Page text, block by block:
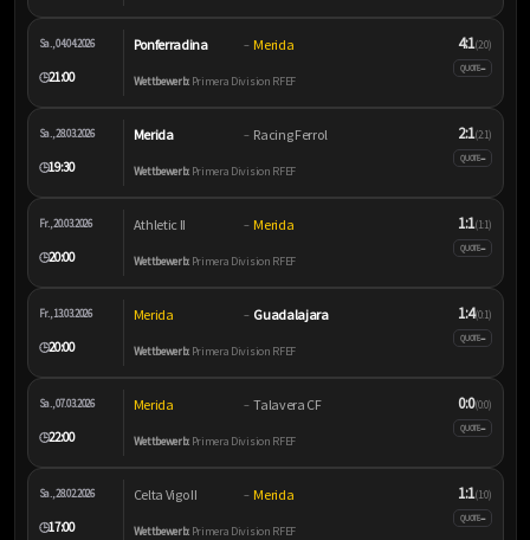
Sa., 04.04.2026
🕒21:00
Ponferradina – Merida
Wettbewerb:Primera Division RFEF
4:1(2:0)
QUOTE–
Sa., 28.03.2026
🕒19:30
Merida – Racing Ferrol
Wettbewerb:Primera Division RFEF
2:1(2:1)
QUOTE–
Fr., 20.03.2026
🕒20:00
Athletic II – Merida
Wettbewerb:Primera Division RFEF
1:1(1:1)
QUOTE–
Fr., 13.03.2026
🕒20:00
Merida – Guadalajara
Wettbewerb:Primera Division RFEF
1:4(0:1)
QUOTE–
Sa., 07.03.2026
🕒22:00
Merida – Talavera CF
Wettbewerb:Primera Division RFEF
0:0(0:0)
QUOTE–
Sa., 28.02.2026
🕒17:00
Celta Vigo II – Merida
Wettbewerb:Primera Division RFEF
1:1(1:0)
QUOTE–